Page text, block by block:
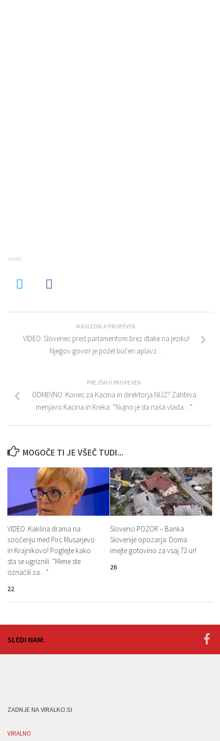
SHARE
NASLEDNJI PRISPEVEK
VIDEO: Slovenec pred parlamentom brez dlake na jeziku!
Njegov govor je požel bučen aplavz…
PREJŠNJI PRISPEVEK
ODMEVNO: Konec za Kacina in direktorja NIJZ? Zahteva
menjavo Kacina in Kreka: ”Nujno je da naša vlada…”
MOGOČE TI JE VŠEČ TUDI...
VIDEO: Kakšna drama na
soočenju med Pirc Musarjevo
in Krajnikovo! Poglejte kako
sta se ugriznili: ”Mene ste
označili za…”
22
Slovenci POZOR – Banka
Slovenije opozarja: Doma
imejte gotovino za vsaj 72 ur!
26
SLEDI NAM:
ZADNJE NA VIRALKO.SI
VIRALNO